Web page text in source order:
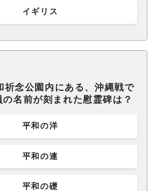
イギリス
祈念公園内にある、沖縄戦で
名前が刻まれた慰霊碑は？
平和の洋
平和の連
平和の礎